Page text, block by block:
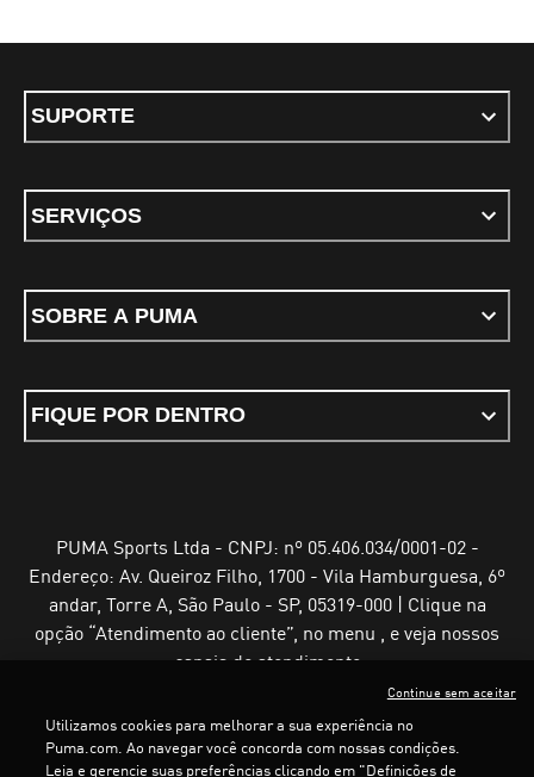
SUPORTE
SERVIÇOS
SOBRE A PUMA
FIQUE POR DENTRO
PUMA Sports Ltda - CNPJ: nº 05.406.034/0001-02 -
Endereço: Av. Queiroz Filho, 1700 - Vila Hamburguesa, 6º
andar, Torre A, São Paulo - SP, 05319-000 | Clique na
opção “Atendimento ao cliente”, no menu , e veja nossos
canais de atendimento
Utilizamos cookies para melhorar a sua experiência no
Puma.com. Ao navegar você concorda com nossas condições.
Leia e gerencie suas preferências clicando em "Definições de
Continue sem aceitar